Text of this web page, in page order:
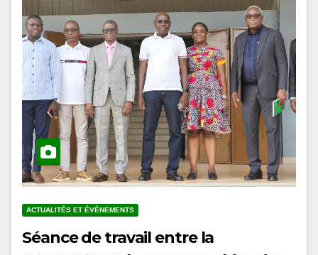
Séance de travail entre la
HAPLUCIA et les responsables des